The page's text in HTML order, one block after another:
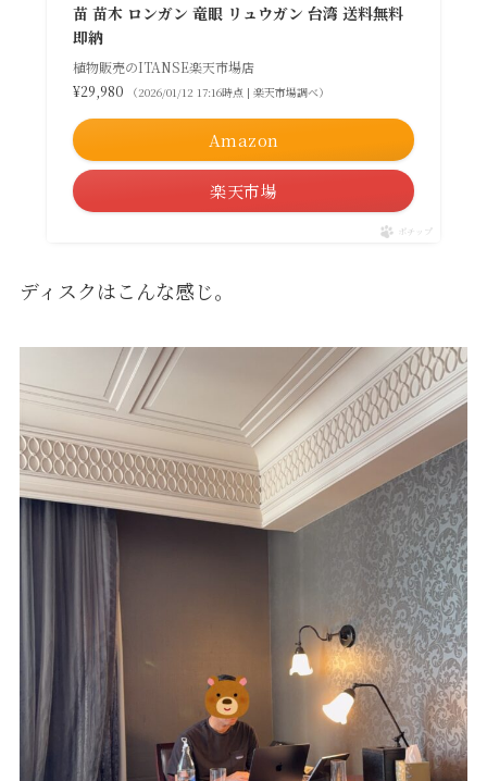
苗 苗木 ロンガン 竜眼 リュウガン 台湾 送料無料
即納
植物販売のITANSE楽天市場店
¥29,980
（2026/01/12 17:16時点 | 楽天市場調べ）
Amazon
楽天市場
ポチップ
ディスクはこんな感じ。